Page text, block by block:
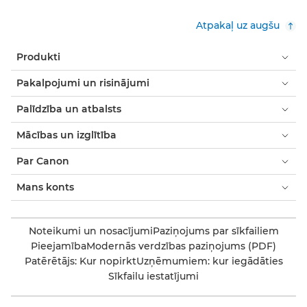
Atpakaļ uz augšu
Produkti
Pakalpojumi un risinājumi
Palīdzība un atbalsts
Mācības un izglītība
Par Canon
Mans konts
Noteikumi un nosacījumiPaziņojums par sīkfailiem
PieejamībaModernās verdzības paziņojums (PDF)
Patērētājs: Kur nopirktUzņēmumiem: kur iegādāties
Sīkfailu iestatījumi